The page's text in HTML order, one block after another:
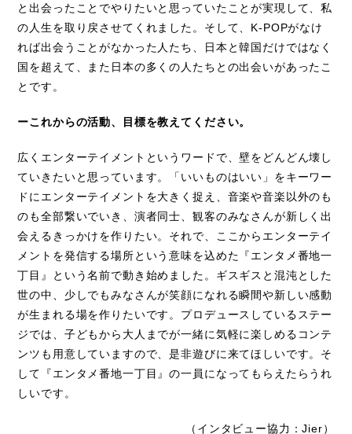
と出会ったことでやりたいと思っていたことが実現して、私
の人生を取り戻させてくれました。そして、K-POPがなけ
れば出会うことがなかった人たち、日本と韓国だけではなく
国を超えて、また日本の多くの人たちとの出会いがあったこ
とです。
ーこれからの活動、目標を教えてください。
広くエンターテイメントというワードで、壁をどんどん壊し
ていきたいと思っています。「いいものはいい」をキーワー
ドにエンターテイメントを大きく捉え、音楽や音楽以外のも
のも全部繋いでいき、演者同士、観客のみなさんが新しく出
会えるきっかけを作りたい。それで、ここからエンターテイ
メントを発信する場所という意味を込めた『エンタメ番地一
丁目』という名前で動き始めました。ギスギスと混沌とした
世の中、少しでもみなさんが笑顔になれる瞬間や新しい感動
が生まれる場を作りたいです。プロデュースしているステー
ジでは、子どもから大人までが一緒に気軽に楽しめるコンテ
ンツも用意していますので、是非遊びに来てほしいです。そ
して『エンタメ番地一丁目』の一員になってもらえたらうれ
しいです。
（インタビュー協力：Jier）